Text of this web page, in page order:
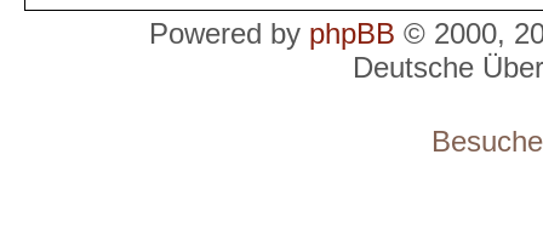
Powered by phpBB © 2000,
Deutsche